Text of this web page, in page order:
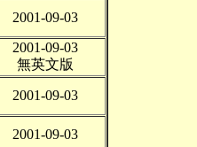
2001-09-03
2001-09-03
無英文版
2001-09-03
2001-09-03